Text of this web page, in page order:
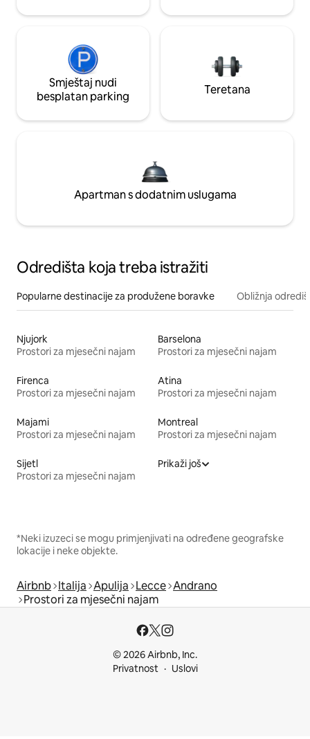
Smještaj nudi
besplatan parking
Teretana
Apartman s dodatnim uslugama
Odredišta koja treba istražiti
Popularne destinacije za produžene boravke Obližnja
Njujork
Prostori za mjesečni najam
Barselona
Prostori za mjesečni najam
Firenca
Prostori za mjesečni najam
Atina
Prostori za mjesečni najam
Majami
Prostori za mjesečni najam
Montreal
Prostori za mjesečni najam
Sijetl
Prostori za mjesečni najam
Prikaži još
*Neki izuzeci se mogu primjenjivati na određene geografske
lokacije i neke objekte.
Airbnb Italija Apulija Lecce Andrano
Prostori za mjesečni najam
© 2026 Airbnb, Inc.
Privatnost
Uslovi